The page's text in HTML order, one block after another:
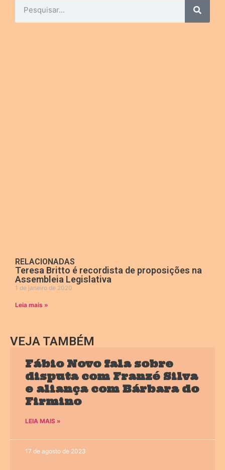
RELACIONADAS
Teresa Britto é recordista de proposições na
Assembleia Legislativa
1 de janeiro de 2020
Leia mais »
VEJA TAMBÉM
Fábio Novo fala sobre
disputa com Franzé Silva
e aliança com Bárbara do
Firmino
LEIA MAIS »
17 de agosto de 2023